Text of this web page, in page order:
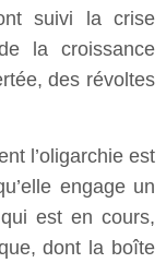
suivi la crise
la croissance
des révoltes
l’oligarchie est
engage un
est en cours,
dont la boîte